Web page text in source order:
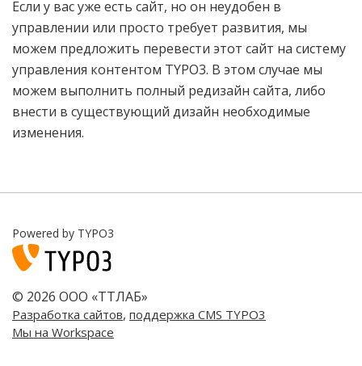
Если у вас уже есть сайт, но он неудобен в
управлении или просто требует развития, мы
можем предложить перевести этот сайт на систему
управления контентом TYPO3. В этом случае мы
можем выполнить полный редизайн сайта, либо
внести в существующий дизайн необходимые
изменения.
Powered by TYPO3
© 2026 ООО «ТТЛАБ»
Разработка сайтов, поддержка CMS TYPO3
Мы на Workspace